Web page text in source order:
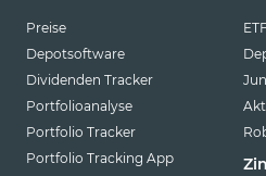
Preise
Depotsoftware
Dividenden Tracker
Portfolioanalyse
Portfolio Tracker
Portfolio Tracking App